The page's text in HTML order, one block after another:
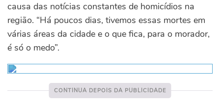
causa das notícias constantes de homicídios na
região. “Há poucos dias, tivemos essas mortes em
várias áreas da cidade e o que fica, para o morador,
é só o medo”.